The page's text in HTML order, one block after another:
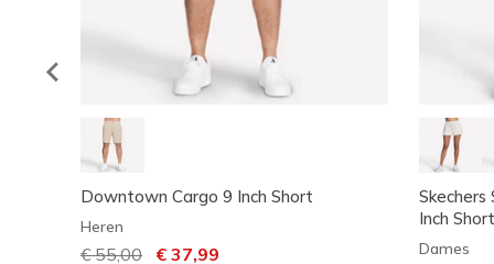
Downtown Cargo 9 Inch Short
Heren
Prijs verlaagd van
€ 55,00 naar
€ 37,99
Skechers
Inch Short
Dames